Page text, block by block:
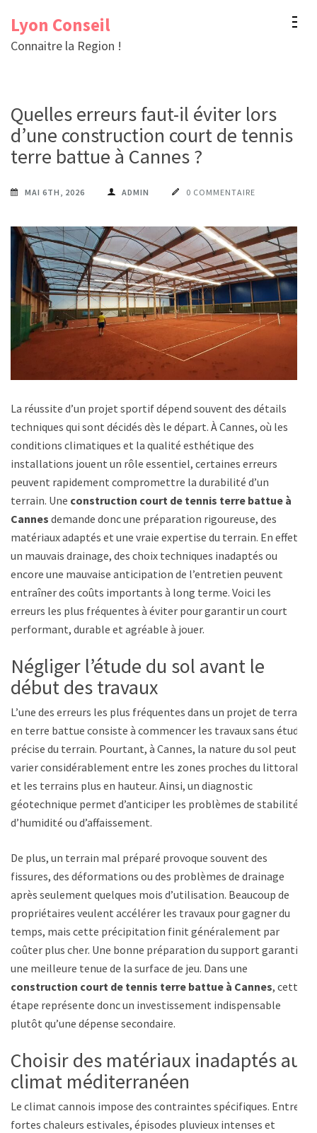
contenu
Lyon Conseil
Connaitre la Region !
Quelles erreurs faut-il éviter lors
d’une construction court de tennis
terre battue à Cannes ?
MAI 6TH, 2026 ADMIN 0 COMMENTAIRE
La réussite d’un projet sportif dépend souvent des détails
techniques qui sont décidés dès le départ. À Cannes, où les
conditions climatiques et la qualité esthétique des
installations jouent un rôle essentiel, certaines erreurs
peuvent rapidement compromettre la durabilité d’un
terrain. Une construction court de tennis terre battue à
Cannes demande donc une préparation rigoureuse, des
matériaux adaptés et une vraie expertise du terrain. En effet,
un mauvais drainage, des choix techniques inadaptés ou
encore une mauvaise anticipation de l’entretien peuvent
entraîner des coûts importants à long terme. Voici les
erreurs les plus fréquentes à éviter pour garantir un court
performant, durable et agréable à jouer.
Négliger l’étude du sol avant le
début des travaux
L’une des erreurs les plus fréquentes dans un projet de terrain
en terre battue consiste à commencer les travaux sans étude
précise du terrain. Pourtant, à Cannes, la nature du sol peut
varier considérablement entre les zones proches du littoral
et les terrains plus en hauteur. Ainsi, un diagnostic
géotechnique permet d’anticiper les problèmes de stabilité,
d’humidité ou d’affaissement.
De plus, un terrain mal préparé provoque souvent des
fissures, des déformations ou des problèmes de drainage
après seulement quelques mois d’utilisation. Beaucoup de
propriétaires veulent accélérer les travaux pour gagner du
temps, mais cette précipitation finit généralement par
coûter plus cher. Une bonne préparation du support garantit
une meilleure tenue de la surface de jeu. Dans une
construction court de tennis terre battue à Cannes, cette
étape représente donc un investissement indispensable
plutôt qu’une dépense secondaire.
Choisir des matériaux inadaptés au
climat méditerranéen
Le climat cannois impose des contraintes spécifiques. Entre
fortes chaleurs estivales, épisodes pluvieux intenses et